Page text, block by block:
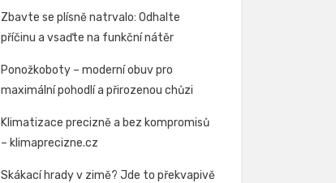
Zbavte se plísně natrvalo: Odhalte
příčinu a vsaďte na funkční nátěr
Ponožkoboty – moderní obuv pro
maximální pohodlí a přirozenou chůzi
Klimatizace precizně a bez kompromisů
– klimaprecizne.cz
Skákací hrady v zimě? Jde to překvapivě